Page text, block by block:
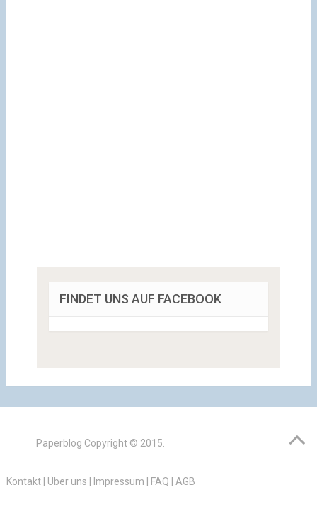
FINDET UNS AUF FACEBOOK
Paperblog Copyright © 2015.
Kontakt| Über uns Impressum FAQ AGB